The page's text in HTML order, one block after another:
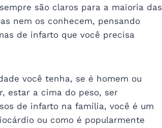
são claros para a maioria das
nem os conhecem, pensando
de infarto que você precisa
você tenha, se é homem ou
estar a cima do peso, ser
de infarto na família, você é um
ou como é popularmente